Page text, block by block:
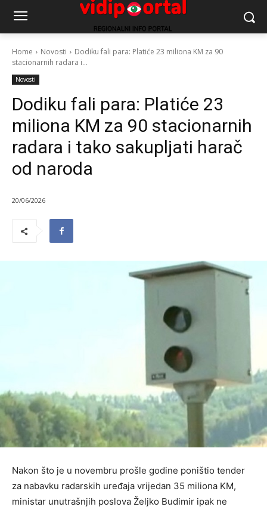
Home Novosti
Dodiku fali para: Platiće 23 miliona KM za 90
stacionarnih radara i...
Novosti
Dodiku fali para: Platiće 23
miliona KM za 90 stacionarnih
radara i tako sakupljati harač
od naroda
20/06/2026
Nakon što je u novembru prošle godine poništio tender
za nabavku radarskih uređaja vrijedan 35 miliona KM,
ministar unutrašnjih poslova Željko Budimir ipak ne